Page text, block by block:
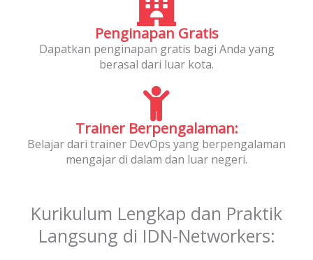
Penginapan Gratis
Dapatkan penginapan gratis bagi Anda yang
berasal dari luar kota.
Trainer Berpengalaman:
Belajar dari trainer DevOps yang berpengalaman
mengajar di dalam dan luar negeri.
Kurikulum Lengkap dan Praktik
Langsung di IDN-Networkers: